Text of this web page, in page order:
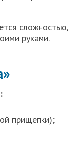
сложностью,
руками.
прищепки);